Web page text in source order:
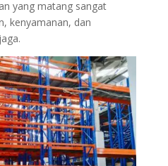
yang matang sangat
kenyamanan, dan